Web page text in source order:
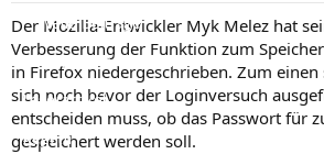
Neue Beiträge
Neueste Aktivitäten
Leserartikel
Regeln
Der Mozilla-Entwickler Myk Melez hat
Verbesserung der Funktion zum
in Firefox niedergeschrieben. Zum
sich noch bevor der Loginversuch
entscheiden muss, ob das Passwort für
gespeichert werden soll.